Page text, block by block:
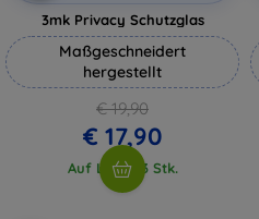
3mk Privacy Schutzglas
Maßgeschneidert
hergestellt
€ 19,90
€ 17,90
Auf Lager 3 Stk.